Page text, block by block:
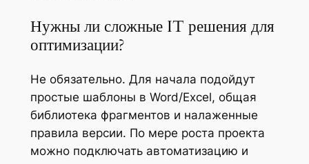
Нужны ли сложные IT решения для
оптимизации?
Не обязательно. Для начала подойдут
простые шаблоны в Word/Excel, общая
библиотека фрагментов и налаженные
правила версии. По мере роста проекта
можно подключать автоматизацию и